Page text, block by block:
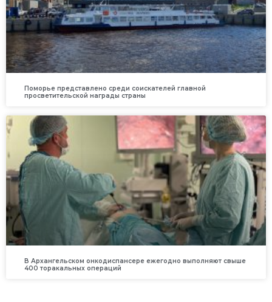
Поморье представлено среди соискателей главной
просветительской награды страны
В Архангельском онкодиспансере ежегодно выполняют свыше
400 торакальных операций